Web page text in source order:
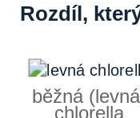
Rozdíl,
běžná
chlorella